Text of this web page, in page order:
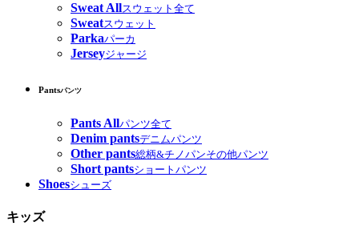
Sweat Allスウェット全て
Sweatスウェット
Parkaパーカ
Jerseyジャージ
Pantsパンツ
Pants Allパンツ全て
Denim pantsデニムパンツ
Other pants総柄&チノパンその他パンツ
Short pantsショートパンツ
Shoesシューズ
キッズ